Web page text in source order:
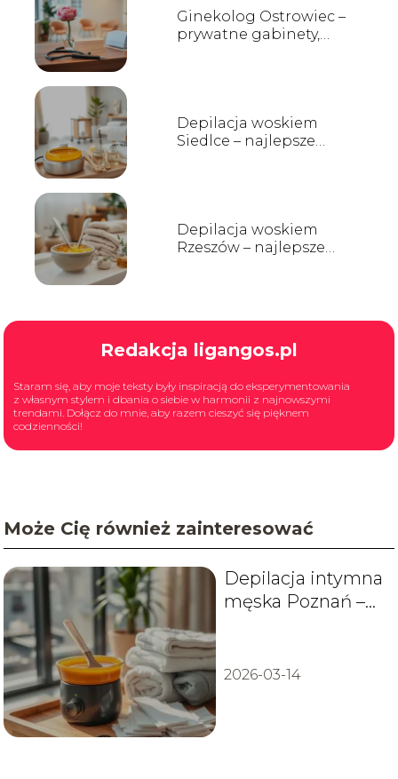
Ginekolog Ostrowiec –
prywatne gabinety,
Depilacja woskiem
Siedlce – najlepsze
Depilacja woskiem
Rzeszów – najlepsze
Redakcja ligangos.pl
Staram się, aby moje teksty były inspiracją do eksperymentowania
z własnym stylem i dbania o siebie w harmonii z najnowszymi
trendami. Dołącz do mnie, aby razem cieszyć się pięknem
codzienności!
Może Cię również zainteresować
Depilacja intymna
męska Poznań –
2026-03-14